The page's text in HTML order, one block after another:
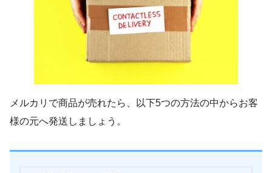
メルカリで商品が売れたら、以下5つの方法の中からお客
様の元へ発送しましょう。